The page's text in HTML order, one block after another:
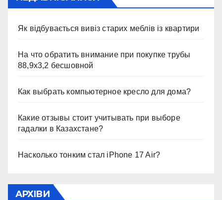
Як відбувається вивіз старих меблів із квартири
На что обратить внимание при покупке трубы
88,9х3,2 бесшовной
Как выбрать компьютерное кресло для дома?
Какие отзывы стоит учитывать при выборе
гадалки в Казахстане?
Насколько тонким стал iPhone 17 Air?
АРХІВИ